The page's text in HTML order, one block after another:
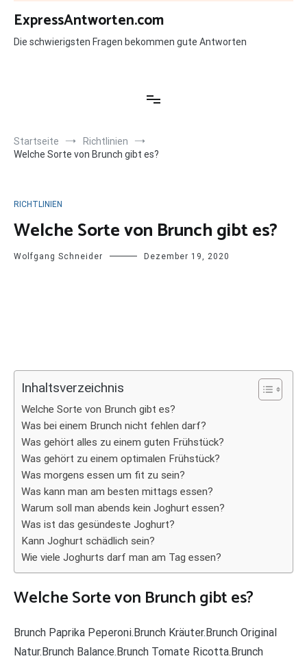
Zum
Inhalt
springen
ExpressAntworten.com
Die schwierigsten Fragen bekommen gute Antworten
Startseite
Richtlinien
Welche Sorte von Brunch gibt es?
RICHTLINIEN
Welche Sorte von Brunch gibt es?
Wolfgang Schneider Dezember 19, 2020
Inhaltsverzeichnis
Welche Sorte von Brunch gibt es?
Was bei einem Brunch nicht fehlen darf?
Was gehört alles zu einem guten Frühstück?
Was gehört zu einem optimalen Frühstück?
Was morgens essen um fit zu sein?
Was kann man am besten mittags essen?
Warum soll man abends kein Joghurt essen?
Was ist das gesündeste Joghurt?
Kann Joghurt schädlich sein?
Wie viele Joghurts darf man am Tag essen?
Welche Sorte von Brunch gibt es?
Brunch Paprika Peperoni.Brunch Kräuter.Brunch Original
Natur.Brunch Balance.Brunch Tomate Ricotta.Brunch